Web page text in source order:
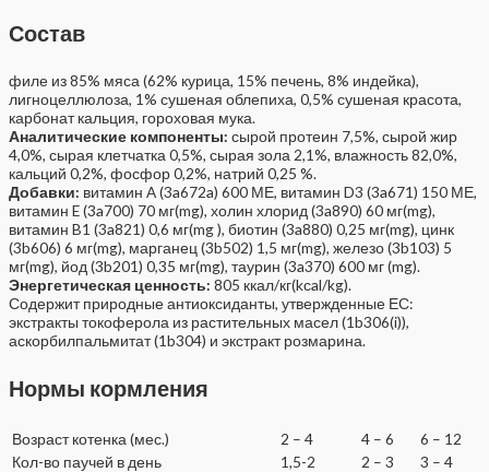
Состав
филе из 85% мяса (62% курица, 15% печень, 8% индейка),
лигноцеллюлоза, 1% сушеная облепиха, 0,5% сушеная красота,
карбонат кальция, гороховая мука.
Аналитические компоненты: сырой протеин 7,5%, сырой жир
4,0%, сырая клетчатка 0,5%, сырая зола 2,1%, влажность 82,0%,
кальций 0,2%, фосфор 0,2%, натрий 0,25 %.
Добавки: витамин A (3a672a) 600 МЕ, витамин D3 (3a671) 150 МЕ,
витамин E (3a700) 70 мг(mg), холин хлорид (3a890) 60 мг(mg),
витамин B1 (3a821) 0,6 мг(mg ), биотин (3a880) 0,25 мг(mg), цинк
(3b606) 6 мг(mg), марганец (3b502) 1,5 мг(mg), железо (3b103) 5
мг(mg), йод (3b201) 0,35 мг(mg), таурин (3a370) 600 мг (mg).
Энергетическая ценность: 805 ккал/кг(kсal/kg).
Содержит природные антиоксиданты, утвержденные ЕС:
экстракты токоферола из растительных масел (1b306(i)),
аскорбилпальмитат (1b304) и экстракт розмарина.
Нормы кормления
Возраст котенка (мес.) 2 – 4 4 – 6
6 – 12
Кол-во паучей в день
1,5-2 2 – 3 3 – 4